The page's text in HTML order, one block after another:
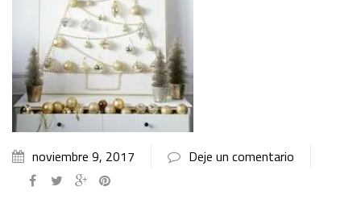
noviembre 9, 2017 Deje un comentario